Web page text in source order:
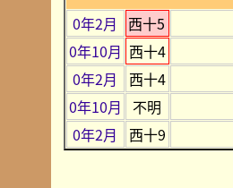
0年2月
西十5
0年10月 西十4
0年2月
西十4
0年10月
不明
0年2月
西十9